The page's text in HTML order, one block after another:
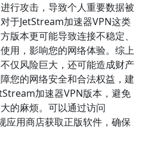
行攻击，导致个人重要数据被
于JetStream加速器VPN这类
版本更可能导致连接不稳定、
用，影响您的网络体验。综上
仅风险巨大，还可能造成财产
您的网络安全和合法权益，建
加速器VPN版本，避免
的麻烦。可以通过访问
应用商店获取正版软件，确保